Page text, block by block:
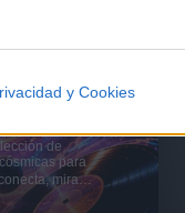
y Cookies
de
para
mira
💾 ¡Guarda